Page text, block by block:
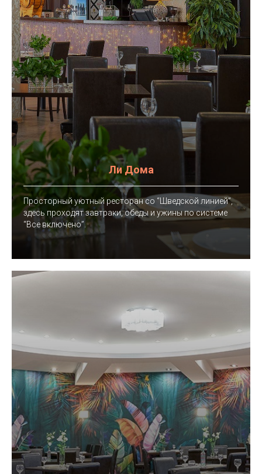
Ли Дома
Просторный уютный ресторан со “Шведской линией”,
здесь проходят завтраки, обеды и ужины по системе
“Все включено”.